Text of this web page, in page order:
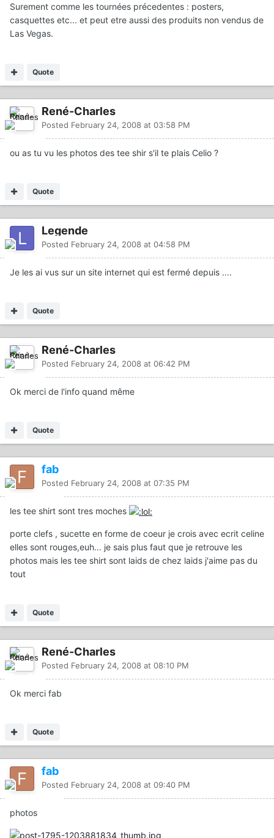
Surement comme les tournées précedentes : posters,
casquettes etc... et peut etre aussi des produits non vendus de
Las Vegas.
Quote
René-Charles
Posted February 24, 2008 at 03:58 PM
ou as tu vu les photos des tee shir s'il te plais Celio ?
Quote
Legende
Posted February 24, 2008 at 04:58 PM
Je les ai vus sur un site internet qui est fermé depuis ....
Quote
René-Charles
Posted February 24, 2008 at 06:42 PM
Ok merci de l'info quand même
Quote
fab
Posted February 24, 2008 at 07:35 PM
les tee shirt sont tres moches
porte clefs , sucette en forme de coeur je crois avec ecrit celine
elles sont rouges,euh... je sais plus faut que je retrouve les
photos mais les tee shirt sont laids de chez laids j'aime pas du
tout
Quote
René-Charles
Posted February 24, 2008 at 08:10 PM
Ok merci fab
Quote
fab
Posted February 24, 2008 at 09:40 PM
photos